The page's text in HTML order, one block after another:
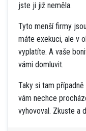
jste ji již neměla.
Tyto menší firmy
máte exekuci, ale v
vyplatíte. A vaše
vámi domluvit.
Taky si tam
vám nechce
vyhovoval. Zkuste a